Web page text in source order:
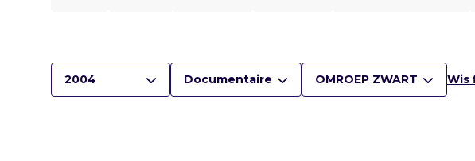
2004 Documentaire OMROEP ZWART Wis